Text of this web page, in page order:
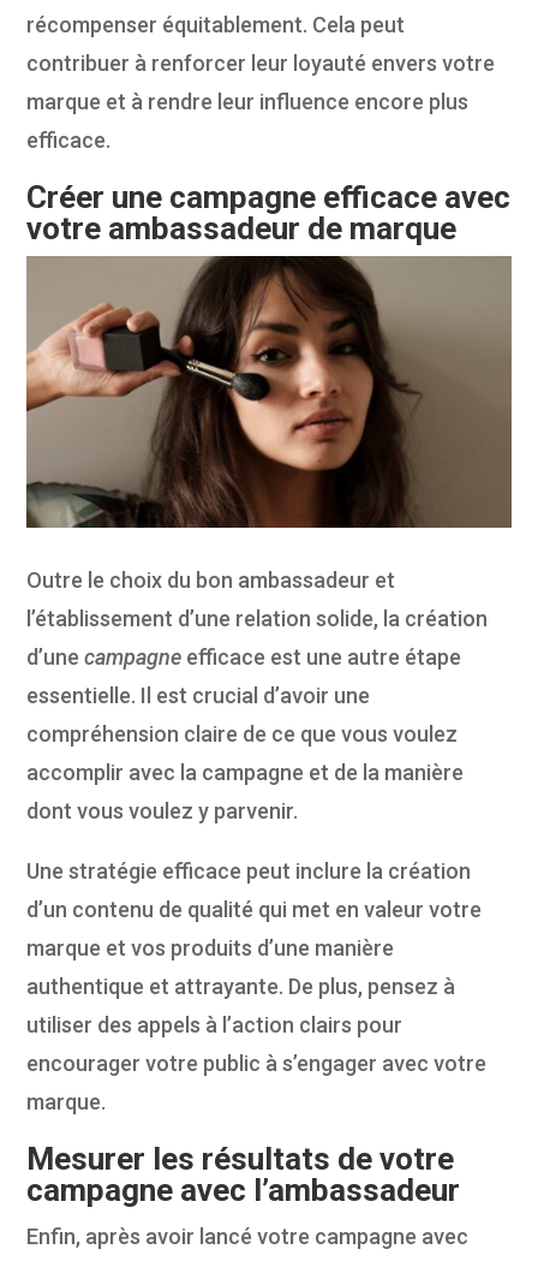
récompenser équitablement. Cela peut
contribuer à renforcer leur loyauté envers votre
marque et à rendre leur influence encore plus
efficace.
Créer une campagne efficace avec
votre ambassadeur de marque
Outre le choix du bon ambassadeur et
l’établissement d’une relation solide, la création
d’unecampagne efficace est une autre étape
essentielle. Il est crucial d’avoir une
compréhension claire de ce que vous voulez
accomplir avec la campagne et de la manière
dont vous voulez y parvenir.
Une stratégie efficace peut inclure la création
d’un contenu de qualité qui met en valeur votre
marque et vos produits d’une manière
authentique et attrayante. De plus, pensez à
utiliser des appels à l’action clairs pour
encourager votre public à s’engager avec votre
marque.
Mesurer les résultats de votre
campagne avec l’ambassadeur
Enfin, après avoir lancé votre campagne avec